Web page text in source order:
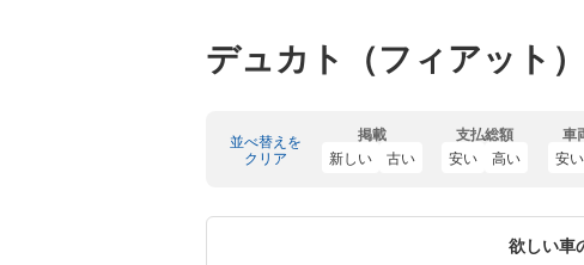
デュカト（フィアット
並べ替えを
クリア
掲載
新しい 古い
支払総額
安い 高い
車
安い
欲しい車